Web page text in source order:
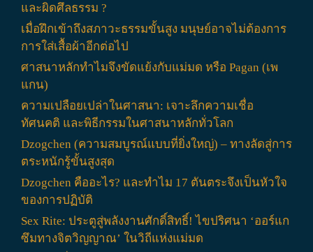
และผิดศึลธรรม ?
เมื่อฝึกเข้าถึงสภาวะธรรมขั้นสูง มนุษย์อาจไม่ต้องการ
การใส่เสื้อผ้าอีกต่อไป
ศาสนาหลักทำไมจึงขัดแย้งกับแม่มด หรือ Pagan (เพ
แกน)
ความเปลือยเปล่าในศาสนา: เจาะลึกความเชื่อ
ทัศนคติ และพิธีกรรมในศาสนาหลักทั่วโลก
Dzogchen (ความสมบูรณ์แบบที่ยิ่งใหญ่) – ทางลัดสู่การ
ตระหนักรู้ขั้นสูงสุด
Dzogchen คืออะไร? และทำไม 17 ตันตระจึงเป็นหัวใจ
ของการปฏิบัติ
Sex Rite: ประตูสู่พลังงานศักดิ์สิทธิ์! ไขปริศนา ‘ออร์แก
ซึมทางจิตวิญญาณ’ ในวิถีแห่งแม่มด